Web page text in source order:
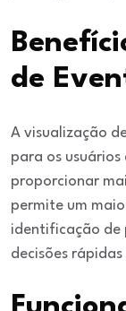
de
A visualização
para os
proporcionar
permite um
identificação de
decisões